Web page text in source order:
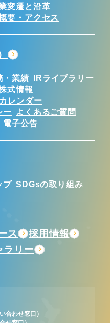
合わせ窓口）
変遷と沿革
要・アクセス
・業績 IRライブラリー
式情報
レンダー
ー
よくあるご質問
電子公告
プ SDGsの取り組み
ス
採用情報
ラリー